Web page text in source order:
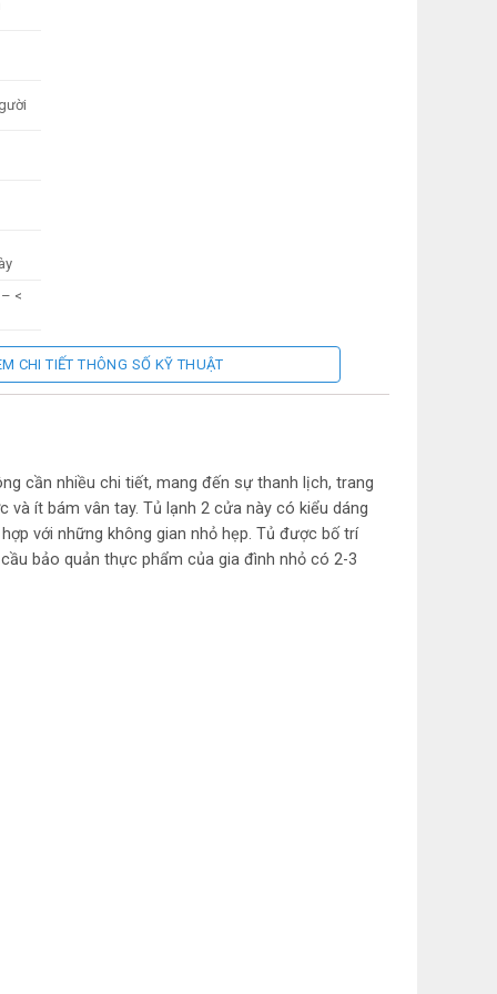
<
bạc
CHI TIẾT THÔNG SỐ KỸ THUẬT
cần nhiều chi tiết, mang đến sự thanh lịch, trang
ít bám vân tay. Tủ lạnh 2 cửa này có kiểu dáng
với những không gian nhỏ hẹp. Tủ được bố trí
bảo quản thực phẩm của gia đình nhỏ có 2-3